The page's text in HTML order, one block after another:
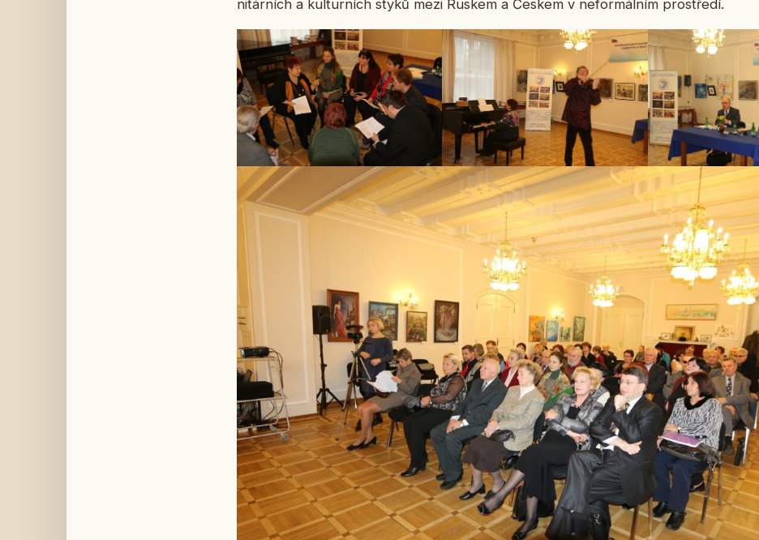
ni­tár­ních a kul­tur­ních styků mezi Ruskem a Českem v ne­for­mál­ním pro­stře­dí.